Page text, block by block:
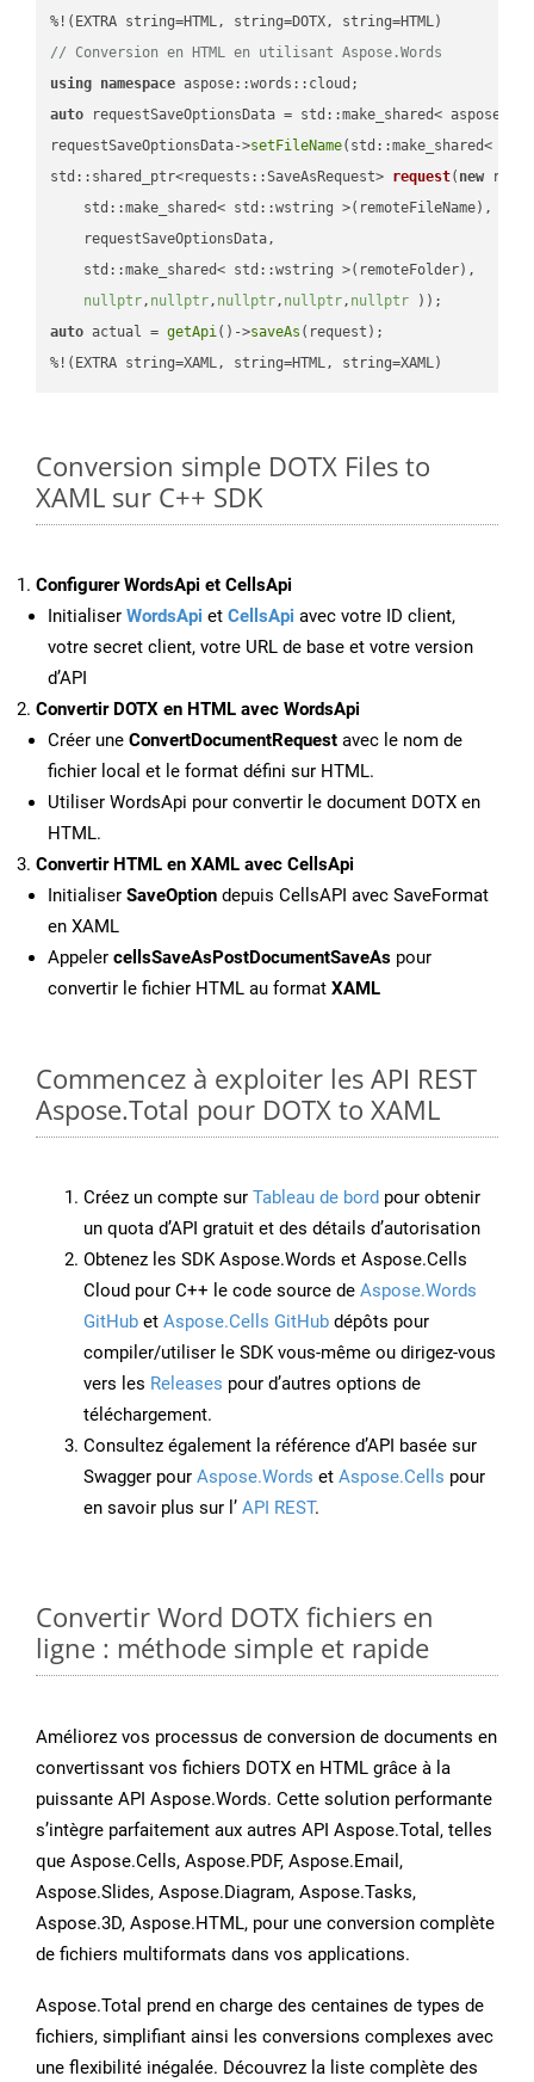
// Conversion en HTML en utilisant Aspose.Words
using namespace
auto requestSaveOptionsData = std::make_shared<
requestSaveOptionsData->setFileName(std::make_shared<
std::shared_ptr<requests::SaveAsRequest> request( new
    std::make_shared< std::wstring >(remoteFileName),
    requestSaveOptionsData,
    std::make_shared< std::wstring >(remoteFolder),
nullptr, nullptr, nullptr, nullptr, nullptr ))
auto actual = getApi()->saveAs (request);
%!(EXTRA string=XAML, string=HTML, string=XAML)
Conversion simple DOTX Files to
XAML sur C++ SDK
Configurer WordsApi et CellsApi
Initialiser WordsApi et CellsApi avec votre ID client,
votre secret client, votre URL de base et votre version
d’API
Convertir DOTX en HTML avec WordsApi
Créer une ConvertDocumentRequest avec le nom de
fichier local et le format défini sur HTML.
Utiliser WordsApi pour convertir le document DOTX en
HTML.
Convertir HTML en XAML avec CellsApi
Initialiser SaveOption depuis CellsAPI avec SaveFormat
en XAML
Appeler cellsSaveAsPostDocumentSaveAs pour
convertir le fichier HTML au format XAML
Commencez à exploiter les API REST
Aspose.Total pour DOTX to XAML
Créez un compte sur Tableau de bord pour obtenir
un quota d’API gratuit et des détails d’autorisation
Obtenez les SDK Aspose.Words et Aspose.Cells
Cloud pour C++ le code source de Aspose.Words
GitHub et Aspose.Cells GitHub dépôts pour
compiler/utiliser le SDK vous-même ou dirigez-vous
vers les Releases pour d’autres options de
téléchargement.
Consultez également la référence d’API basée sur
Swagger pour Aspose.Words et Aspose.Cells pour
en savoir plus sur l’ API REST.
Convertir Word DOTX fichiers en
ligne : méthode simple et rapide
Améliorez vos processus de conversion de documents en
convertissant vos fichiers DOTX en HTML grâce à la
puissante API Aspose.Words. Cette solution performante
s’intègre parfaitement aux autres API Aspose.Total, telles
que Aspose.Cells, Aspose.PDF, Aspose.Email,
Aspose.Slides, Aspose.Diagram, Aspose.Tasks,
Aspose.3D, Aspose.HTML, pour une conversion complète
de fichiers multiformats dans vos applications.
Aspose.Total prend en charge des centaines de types de
fichiers, simplifiant ainsi les conversions complexes avec
une flexibilité inégalée. Découvrez la liste complète des